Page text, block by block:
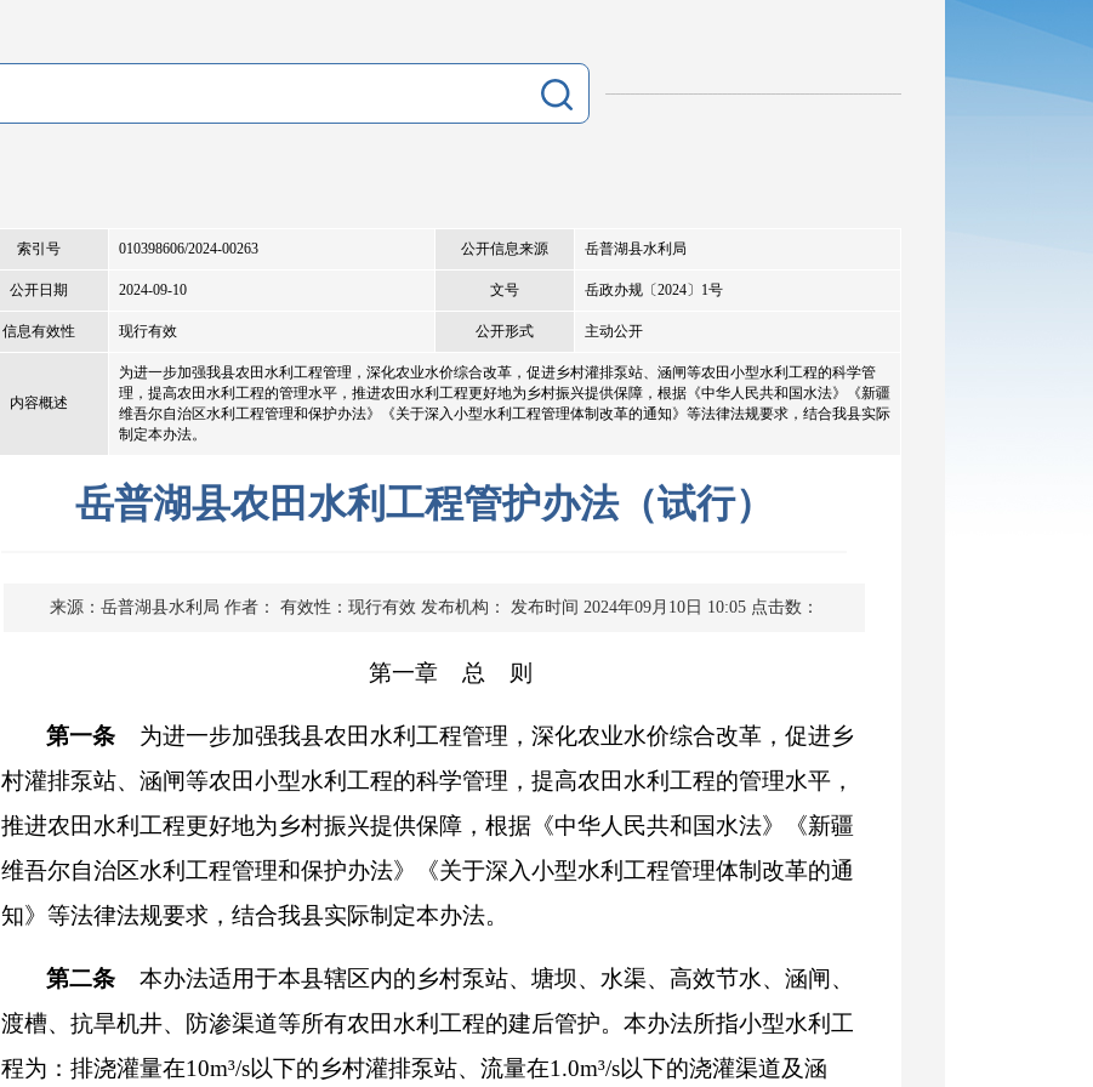
索引号 010398606/2024-00263 公开信息来源 岳普湖县水利局
公开日期 2024-09-10 文号 岳政办规〔2024〕1号
信息有效性 现行有效 公开形式 主动公开
内容概述
为进一步加强我县农田水利工程管理，深化农业水价综合改革，促进乡村灌排泵站、涵闸等农田小型水利工程的科学管
理，提高农田水利工程的管理水平，推进农田水利工程更好地为乡村振兴提供保障，根据《中华人民共和国水法》《新疆
维吾尔自治区水利工程管理和保护办法》《关于深入小型水利工程管理体制改革的通知》等法律法规要求，结合我县实际
制定本办法。
岳普湖县农田水利工程管护办法（试行）
来源：岳普湖县水利局 作者： 有效性：现行有效 发布机构： 发布时间 2024年09月10日 10:05 点击数：
第一章 总 则
第一条 为进一步加强我县农田 水利工程管理，深化农业水价综合改革，促进乡
村灌排泵站、涵闸等农田小型水利工程的科学管理，提高农田 水利工程的管理水平，
推进农田 水利工程更好地为乡村振兴提供保障 ，根据《中华人民共和国水法》《新疆
维吾尔自治区水利工程管理和保护办法》 《关于深入小型水利工程管理体制改革的通
知》 等法律法规要求，结合我县实际制定本办法。
第二条 本办法适用于本县辖区内的乡村泵站、塘坝、水渠、高效节水、涵闸、
渡槽、 抗旱机井、 防渗渠道等所有农田 水利工程的建后管护。本办法所指小型水利工
程为 ：排浇灌量在10m³/s以下的乡村灌排泵站、流量在1.0m³/s以下的浇灌渠道及涵